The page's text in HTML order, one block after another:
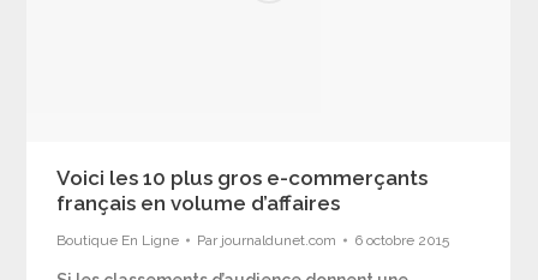
Voici les 10 plus gros e-commerçants
français en volume d’affaires
Boutique En Ligne Par journaldunet.com 6 octobre 2015